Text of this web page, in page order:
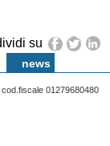
su
news
01279680480